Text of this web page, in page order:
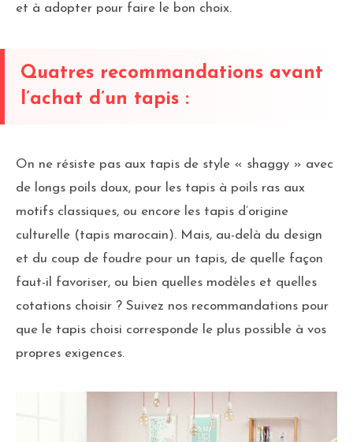
et à adopter pour faire le bon choix.
Quatres recommandations avant
l’achat d’un tapis :
On ne résiste pas aux tapis de style « shaggy » avec
de longs poils doux, pour les tapis à poils ras aux
motifs classiques, ou encore les tapis d’origine
culturelle (tapis marocain). Mais, au-delà du design
et du coup de foudre pour un tapis, de quelle façon
faut-il favoriser, ou bien quelles modèles et quelles
cotations choisir ? Suivez nos recommandations pour
que le tapis choisi corresponde le plus possible à vos
propres exigences.